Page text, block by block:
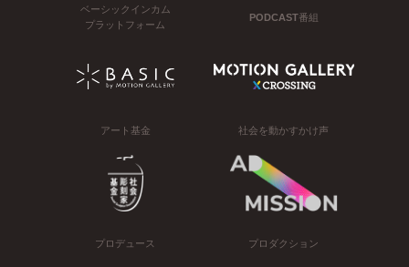
ベーシックインカム
プラットフォーム
PODCAST番組
アート基金 社会を動かすかけ声
プロデュース プロダクション